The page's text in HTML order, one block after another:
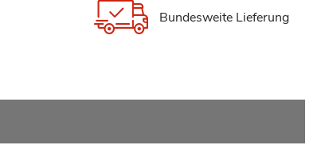
Bundesweite Lieferung